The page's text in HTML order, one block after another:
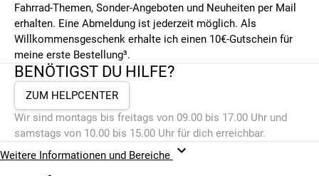
Fahrrad-Themen, Sonder-Angeboten und Neuheiten per Mail
erhalten. Eine Abmeldung ist jederzeit möglich. Als
Willkommensgeschenk erhalte ich einen 10€-Gutschein für
meine erste Bestellung³.
BENÖTIGST DU HILFE?
ZUM HELPCENTER
Wir sind montags bis freitags von 09.00 bis 17.00 Uhr und
samstags von 10.00 bis 15.00 Uhr für dich erreichbar.
Weitere Informationen und Bereiche